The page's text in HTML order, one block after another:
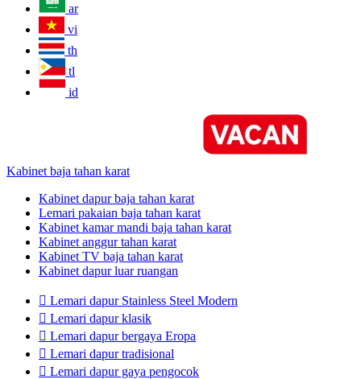
ar
vi
th
tl
id
Kabinet baja tahan karat
Kabinet dapur baja tahan karat
Lemari pakaian baja tahan karat
Kabinet kamar mandi baja tahan karat
Kabinet anggur tahan karat
Kabinet TV baja tahan karat
Kabinet dapur luar ruangan
 Lemari dapur Stainless Steel Modern
 Lemari dapur klasik
 Lemari dapur bergaya Eropa
 Lemari dapur tradisional
 Lemari dapur gaya pengocok